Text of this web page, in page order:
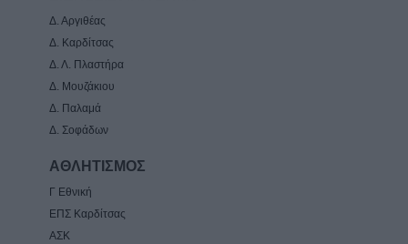
Δ. Αργιθέας
Δ. Καρδίτσας
Δ. Λ. Πλαστήρα
Δ. Μουζάκιου
Δ. Παλαμά
Δ. Σοφάδων
ΑΘΛΗΤΙΣΜΟΣ
Γ Εθνική
ΕΠΣ Καρδίτσας
ΑΣΚ